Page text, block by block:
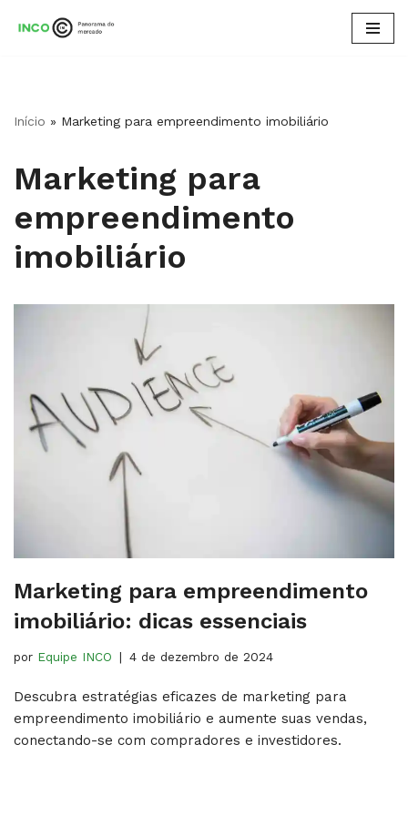
conteúdo
Início » Marketing para empreendimento imobiliário
Marketing para
empreendimento
imobiliário
Marketing para empreendimento
imobiliário: dicas essenciais
por Equipe INCO 4 de dezembro de 2024
Descubra estratégias eficazes de marketing para
empreendimento imobiliário e aumente suas vendas,
conectando-se com compradores e investidores.